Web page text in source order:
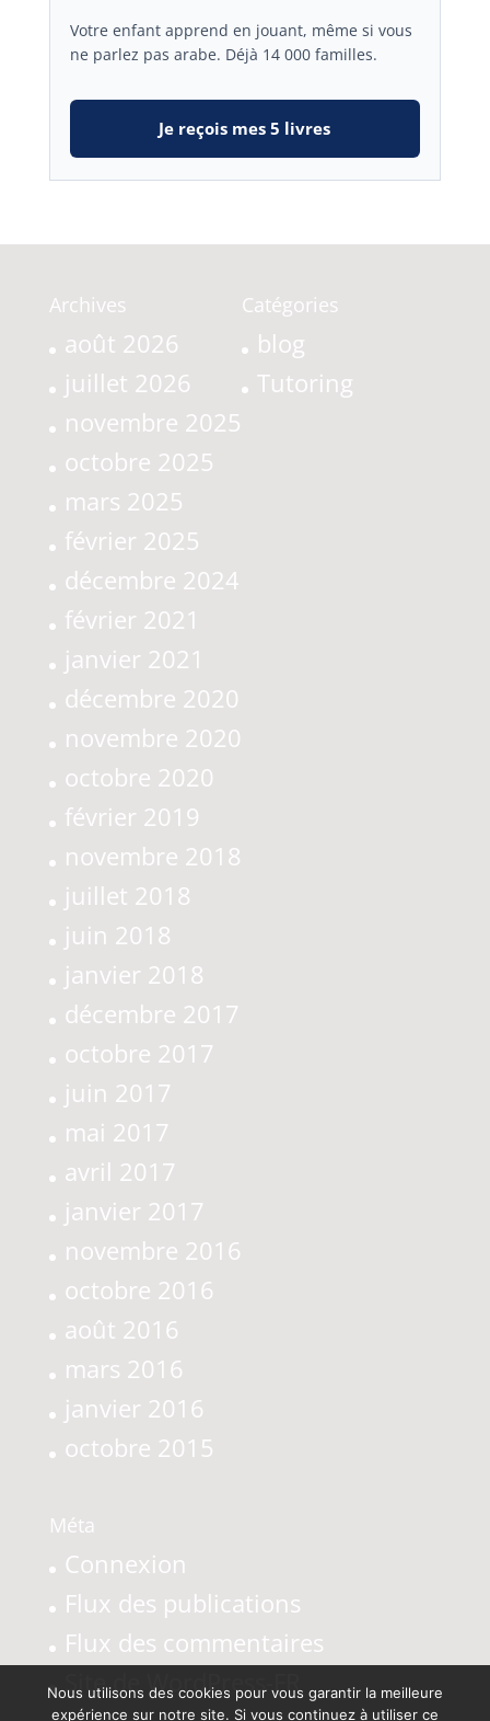
Votre enfant apprend en jouant, même si vous
ne parlez pas arabe. Déjà 14 000 familles.
Je reçois mes 5 livres
Archives
août 2026
juillet 2026
novembre 2025
octobre 2025
mars 2025
février 2025
décembre 2024
février 2021
janvier 2021
décembre 2020
novembre 2020
octobre 2020
février 2019
novembre 2018
juillet 2018
juin 2018
janvier 2018
décembre 2017
octobre 2017
juin 2017
mai 2017
avril 2017
janvier 2017
novembre 2016
octobre 2016
août 2016
mars 2016
janvier 2016
octobre 2015
Catégories
blog
Tutoring
Méta
Connexion
Flux des publications
Flux des commentaires
Site de WordPress-FR
Nous utilisons des cookies pour vous garantir la meilleure
expérience sur notre site. Si vous continuez à utiliser ce